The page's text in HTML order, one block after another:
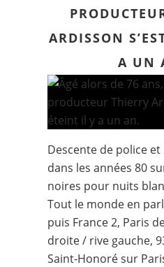
ARDISSON
A UN
Descente de police
dans les années 80
noires pour nuits
Tout le monde en
puis France 2, Paris
droite / rive gauche,
Saint-Honoré sur